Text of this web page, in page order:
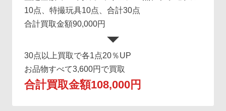
10点、特撮玩具10点、合計30点
合計買取金額90,000円
30点以上買取で各1点20％UP
お品物すべて3,600円で買取
合計買取金額108,000円